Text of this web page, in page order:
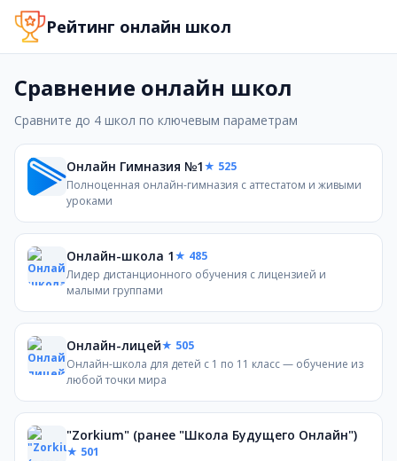
Сравнение онлайн-школ
Удобное сравнение онлайн-школ по рейтингу,
Рейтинг онлайн школ
Сравнение онлайн школ
Сравните до 4 школ по ключевым параметрам
Онлайн Гимназия №1★ 525
Полноценная онлайн-гимназия с аттестатом и живыми
уроками
Онлайн-школа 1★ 485
Лидер дистанционного обучения с лицензией и
малыми группами
Онлайн-лицей★ 505
Онлайн-школа для детей с 1 по 11 класс — обучение из
любой точки мира
"Zorkium" (ранее "Школа Будущего Онлайн")
★ 501